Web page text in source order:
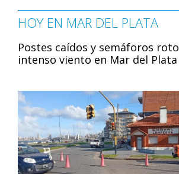
HOY EN MAR DEL PLATA
Postes caídos y semáforos
intenso viento en Mar del Plata